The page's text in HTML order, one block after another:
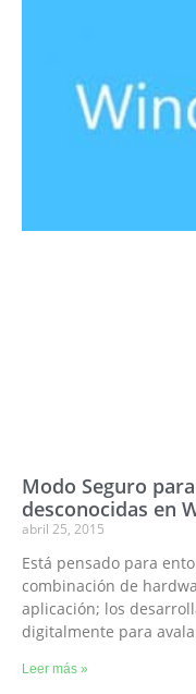
Modo Seguro
desconocidas en
abril 25, 2015
Está pensado para
combinación de
aplicación; los
digitalmente para
Leer más »